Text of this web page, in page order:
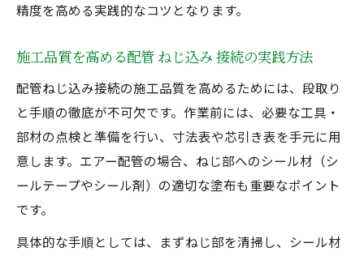
精度を高める実践的なコツとなります。
施工品質を高める配管 ねじ込み 接続の実践方法
配管ねじ込み接続の施工品質を高めるためには、段取り
と手順の徹底が不可欠です。作業前には、必要な工具・
部材の点検と準備を行い、寸法表や芯引き表を手元に用
意します。エアー配管の場合、ねじ部へのシール材（シ
ールテープやシール剤）の適切な塗布も重要なポイント
です。
具体的な手順としては、まずねじ部を清掃し、シール材